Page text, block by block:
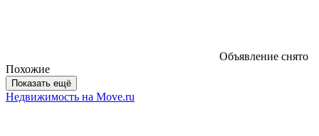
Объявление снято
Похожие
Показать ещё
Недвижимость на Move.ru